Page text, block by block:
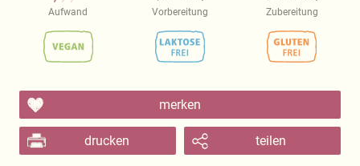
Aufwand Vorbereitung Zubereitung
merken
drucken teilen